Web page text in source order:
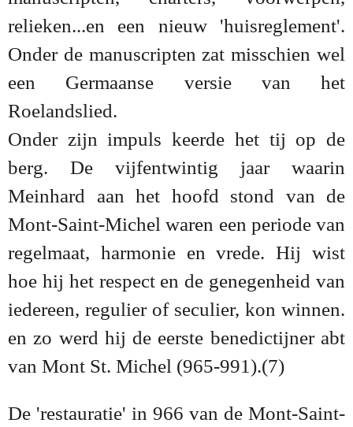
relieken...en een nieuw 'huisreglement'.
Onder de manuscripten zat misschien wel
een Germaanse versie van het
Roelandslied.
Onder zijn impuls keerde het tij op de
berg. De vijfentwintig jaar waarin
Meinhard aan het hoofd stond van de
Mont-Saint-Michel waren een periode van
regelmaat, harmonie en vrede. Hij wist
hoe hij het respect en de genegenheid van
iedereen, regulier of seculier, kon winnen.
en zo werd hij de eerste benedictijner abt
van Mont St. Michel (965-991).(7)
De 'restauratie' in 966 van de Mont-Saint-